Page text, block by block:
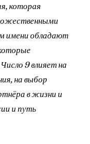
которая
имени обладают
9 влияет на
на выбор
в жизни и
и путь